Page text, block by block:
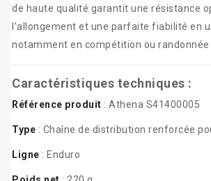
de haute qualité garantit une résistance
l’allongement et une parfaite fiabilité en
notamment en compétition ou randonnée
Caractéristiques techniques :
Référence produit : Athena S41400005
Type : Chaîne de distribution renforcée
Ligne : Enduro